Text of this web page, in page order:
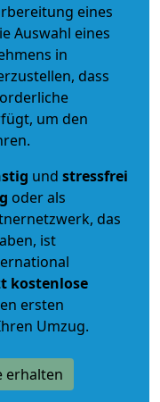
eines
Auswahl eines
in
dass
um den
und stressfrei
oder als
das
ist
kostenlose
ersten
Umzug.
erhalten